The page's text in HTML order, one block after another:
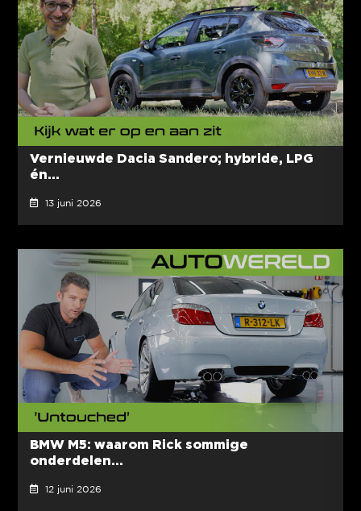
Vernieuwde Dacia Sandero; hybride, LPG
én...
13 juni 2026
BMW M5: waarom Rick sommige
onderdelen...
12 juni 2026